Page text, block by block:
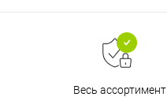
Весь ассортимент